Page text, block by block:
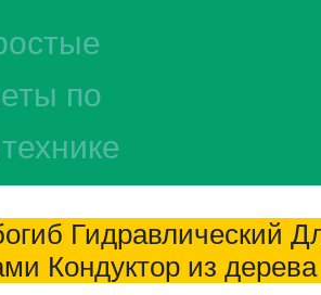
Гидравлический
Кондуктор из дерева